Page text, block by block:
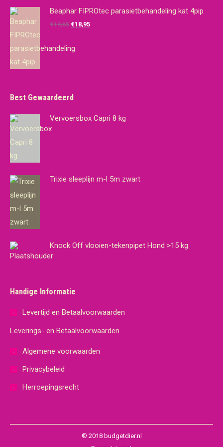
was:
€14,95.
is:
€10,00.
Beaphar FIPROtec parasietbehandeling kat 4pip
€19,65 Oorspronkelijke
was:
€18,95Huidige
Best Gewaardeerd
Vervoersbox Capri 8 kg
Trixie sleeplijn m-l 5m zwart
Knock Off vlooien-tekenpipet Hond >15 kg
Handige Informatie
Levertijd en Betaalvoorwaarden
Leverings- en Betaalvoorwaarden
Algemene voorwaarden
Privacybeleid
Herroepingsrecht
© 2018 budgetdier.nl